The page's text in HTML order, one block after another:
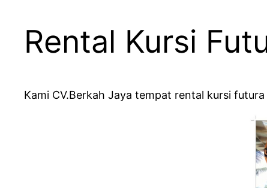
Rental Kursi
Kami CV.Berkah Jaya tempat rental kursi